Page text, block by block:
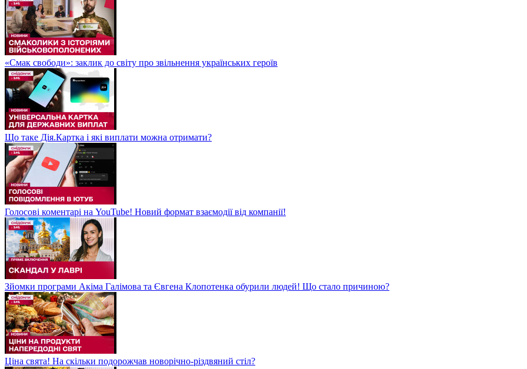
«Смак свободи»: заклик до світу про звільнення українських героїв
Що таке Дія.Картка і які виплати можна отримати?
Голосові коментарі на YouTube! Новий формат взаємодії від компанії!
Зйомки програми Акіма Галімова та Євгена Клопотенка обурили людей! Що стало причиною?
Ціна свята! На скільки подорожчав новорічно-різдвяний стіл?